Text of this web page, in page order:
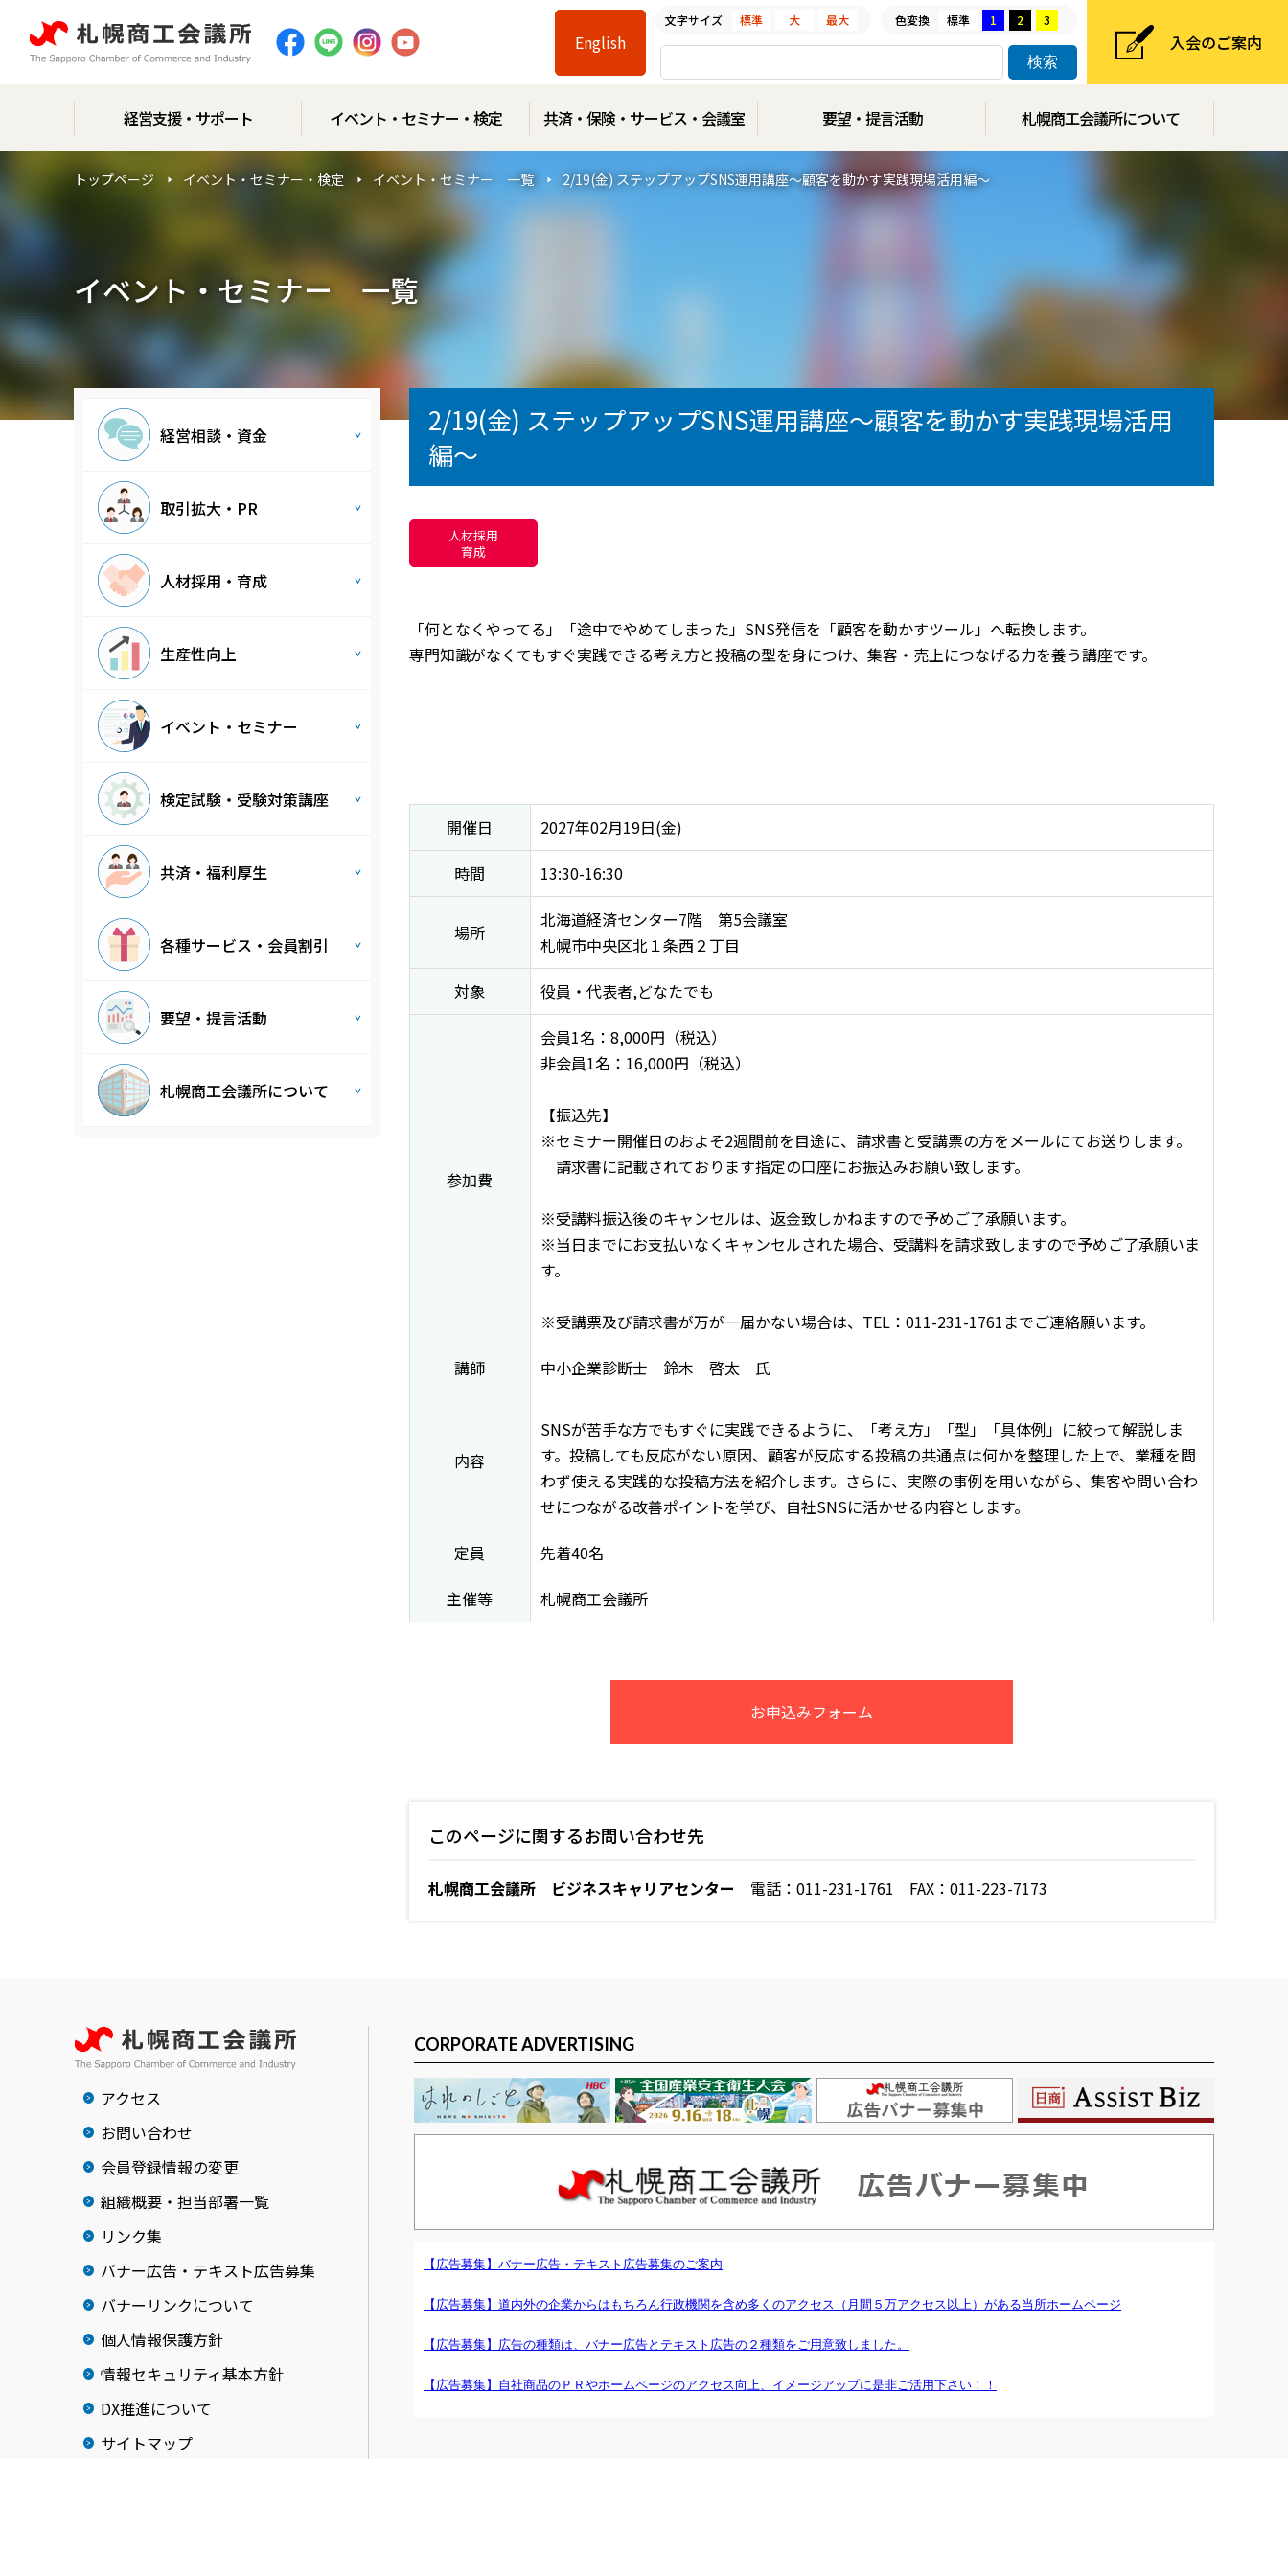
Facebook
Line Instagram
Youtube
English
文字サイズ 標準 大 最大 色変換 標準 1 2 3
入会のご案内
経営支援・サポート イベント・セミナー・検定 共済・保険・サービス・会議室 要望・提言活動 札幌商工会議所について
トップページ イベント・セミナー・検定 イベント・セミナー 一覧 2/19(金) ステップアップSNS運用講座～顧客を動かす実践現場活用編～
イベント・セミナー 一覧
経営相談・資金
取引拡大・PR
人材採用・育成
生産性向上
イベント・セミナー
検定試験・受験対策講座
共済・福利厚生
各種サービス・会員割引
要望・提言活動
札幌商工会議所について
2/19(金) ステップアップSNS運用講座～顧客を動かす実践現場活用
編～
人材採用
育成
「何となくやってる」「途中でやめてしまった」SNS発信を「顧客を動かすツール」へ転換します。
専門知識がなくてもすぐ実践できる考え方と投稿の型を身につけ、集客・売上につなげる力を養う講座です。
開催日
2027年02月19日(金)
時間
13:30-16:30
場所
北海道経済センター7階 第5会議室
札幌市中央区北１条西２丁目
対象
役員・代表者,どなたでも
参加費
会員1名：8,000円（税込）
非会員1名：16,000円（税込）
【振込先】
※セミナー開催日のおよそ2週間前を目途に、請求書と受講票の方をメールにてお送りします。
請求書に記載されております指定の口座にお振込みお願い致します。
※受講料振込後のキャンセルは、返金致しかねますので予めご了承願います。
※当日までにお支払いなくキャンセルされた場合、受講料を請求致しますので予めご了承願いま
す。
※受講票及び請求書が万が一届かない場合は、TEL：011-231-1761までご連絡願います。
講師
中小企業診断士 鈴木 啓太 氏
内容
SNSが苦手な方でもすぐに実践できるように、「考え方」「型」「具体例」に絞って解説しま
す。投稿しても反応がない原因、顧客が反応する投稿の共通点は何かを整理した上で、業種を問
わず使える実践的な投稿方法を紹介します。さらに、実際の事例を用いながら、集客や問い合わ
せにつながる改善ポイントを学び、自社SNSに活かせる内容とします。
定員
先着40名
主催等
札幌商工会議所
お申込みフォーム
このページに関するお問い合わせ先
札幌商工会議所 ビジネスキャリアセンター 電話：011-231-1761 FAX：011-223-7173
アクセス
お問い合わせ
会員登録情報の変更
組織概要・担当部署一覧
リンク集
バナー広告・テキスト広告募集
バナーリンクについて
個人情報保護方針
情報セキュリティ基本方針
DX推進について
サイトマップ
CORPORATE ADVERTISING